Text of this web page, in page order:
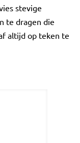
stevige
te dragen die
altijd op teken te